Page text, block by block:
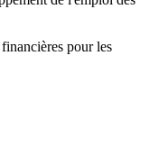
pour les